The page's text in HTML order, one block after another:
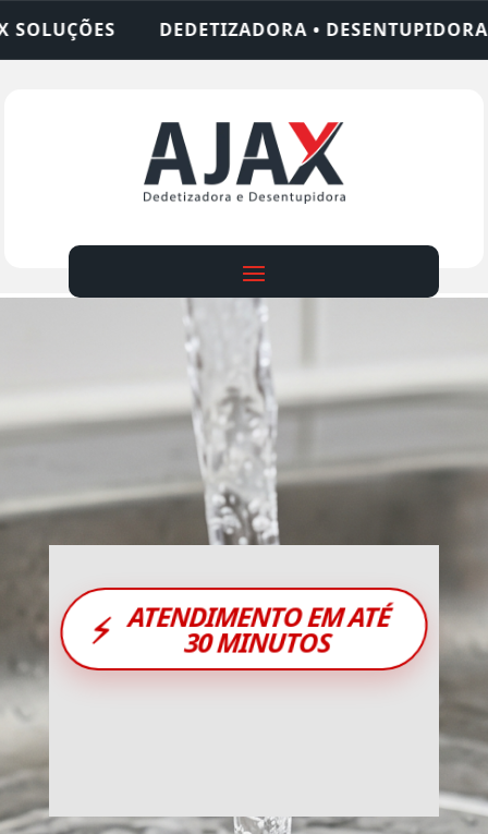
• DESENTUPIDORA • LIMPEZA DE FOSSA • 24
⚡ ATENDIMENTO EM ATÉ
30 MINUTOS